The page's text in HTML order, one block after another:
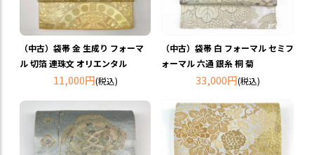
（中古）袋帯 金 生成り フォーマ
ル 切箔 連珠文 オリエンタル
11,000円(税込)
（中古）袋帯 白 フォーマル セミフ
ォーマル 六通 銀糸 桐 菊
33,000円(税込)